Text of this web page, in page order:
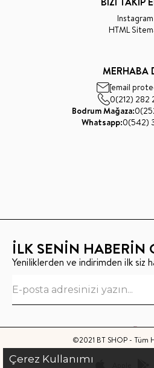
Instagram
HTML
MERHABA
[email
0(212) 282
Bodrum Mağaza:
Whatsapp:0(542)
İLK SENİN HABERİN
Yeniliklerden ve indirimden ilk siz
©2021 BT SHOP - Tüm
Çerez Kullanımı